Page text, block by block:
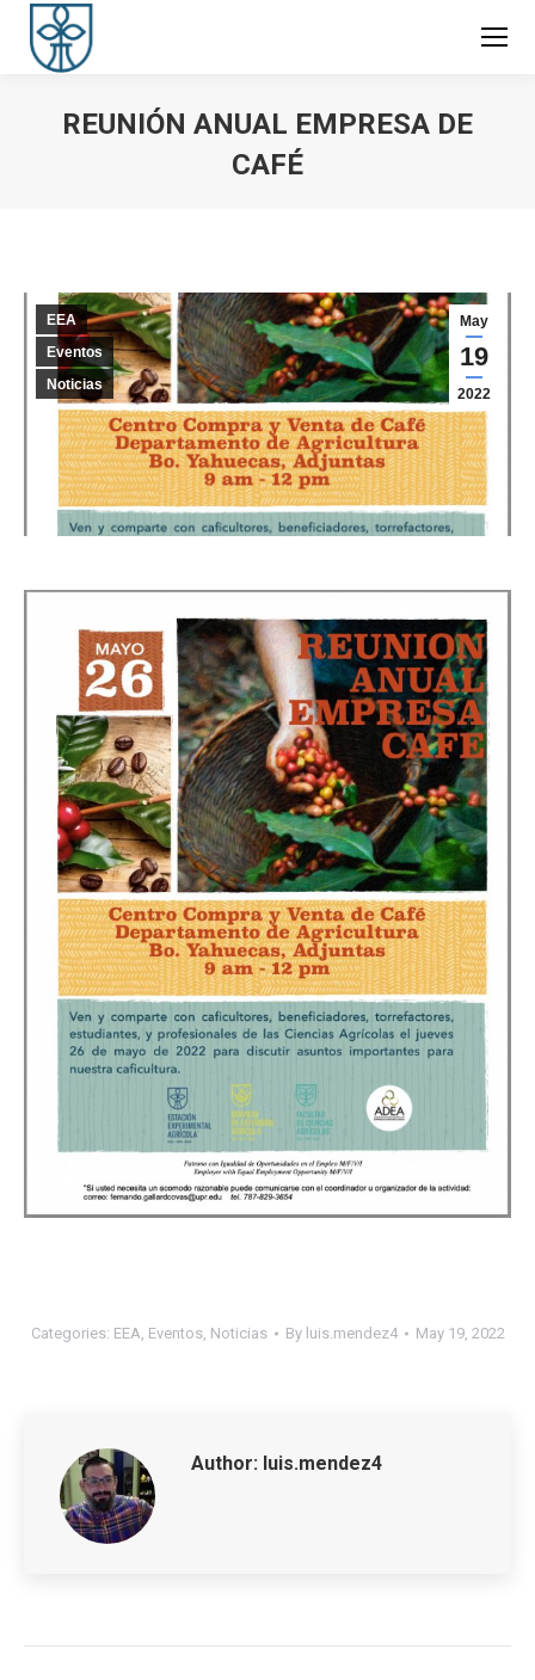
REUNIÓN ANUAL EMPRESA DE
CAFÉ
May
19
2022
EEA
Eventos
Noticias
Categories: EEA, Eventos, Noticias By luis.mendez4 May 19, 2022
Author: luis.mendez4